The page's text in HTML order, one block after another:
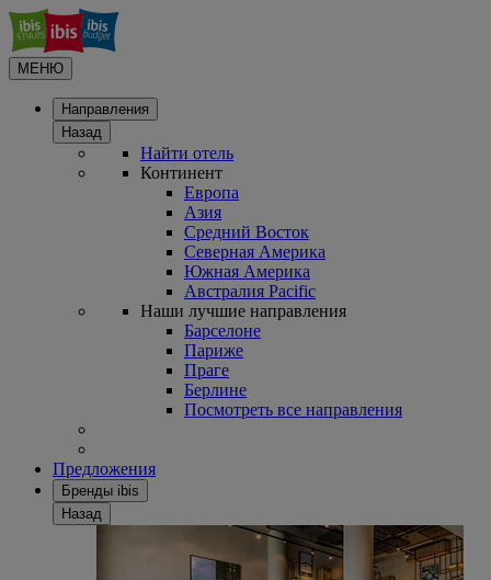
МЕНЮ
Направления
Назад
Найти отель
Континент
Европа
Азия
Средний Восток
Северная Америка
Южная Америка
Австралия Pacific
Наши лучшие направления
Барселоне
Париже
Праге
Берлине
Посмотреть все направления
Предложения
Бренды ibis
Назад